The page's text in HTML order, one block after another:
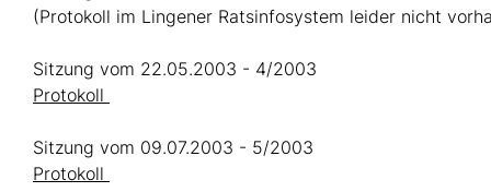
(Protokoll im Lingener Ratsinfosystem leider nicht
Sitzung vom 22.05.2003 - 4/2003
Protokoll
Sitzung vom 09.07.2003 - 5/2003
Protokoll